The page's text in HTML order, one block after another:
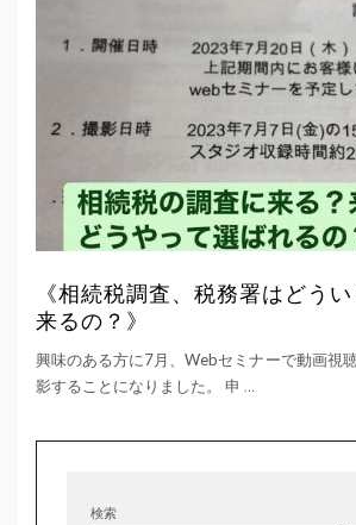
《相続税調査、税務署はどう
来るの？》
興味のある方に7月、Webセミナーで動画視
影することになりました。 申 …
検索